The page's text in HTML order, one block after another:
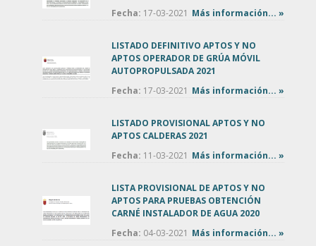
Fecha: 17-03-2021 Más información... »
LISTADO DEFINITIVO APTOS Y NO
APTOS OPERADOR DE GRÚA MÓVIL
AUTOPROPULSADA 2021
Fecha: 17-03-2021 Más información... »
LISTADO PROVISIONAL APTOS Y NO
APTOS CALDERAS 2021
Fecha: 11-03-2021 Más información... »
LISTA PROVISIONAL DE APTOS Y NO
APTOS PARA PRUEBAS OBTENCIÓN
CARNÉ INSTALADOR DE AGUA 2020
Fecha: 04-03-2021 Más información... »